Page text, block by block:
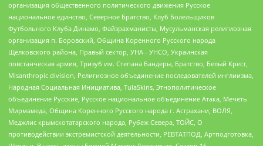
организация общественного политического движения Русское
национальное единство, Северное Братство, Клуб Болельщиков
Футбольного Клуба Динамо, Файзрахманисты, Мусульманская религиозная
организация п. Боровский, Община Коренного Русского народа
Щелковского района, Правый сектор, УНА - УНСО, Украинская
повстанческая армия, Тризуб им. Степана Бандеры, Братство, Белый Крест,
Misanthropic division, Религиозное объединение последователей инглиизма,
Народная Социальная Инициатива, TulaSkins, Этнополитическое
объединение Русские, Русское национальное объединение Атака, Мечеть
Мирмамеда, Община Коренного Русского народа г. Астрахани, ВОЛЯ,
Меджлис крымскотатарского народа, Рубеж Севера, ТОЙС, О
противодействии экстремистской деятельности, РЕВТАТПОД, Артподготовка,